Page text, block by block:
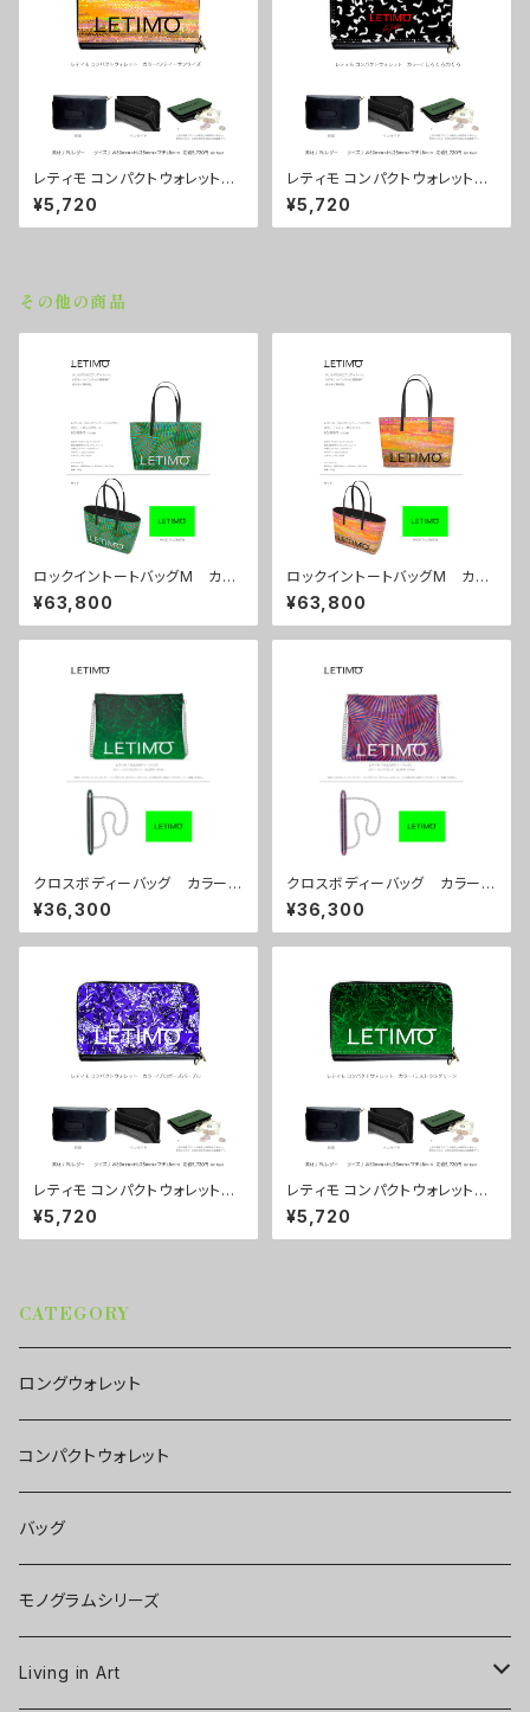
レティモ コンパクトウォレット
カラー/シティーサンライズ ■
配送まで3週間
¥5,720
レティモ コンパクトウォレット
カラー/しろくろのくろ ■配送
まで3週間
¥5,720
その他の商品
ロックイントートバッグM カラ
ー/センスグリーン ■配送まで
約１か月
¥63,800
ロックイントートバッグM カラ
ー/シティーサンライズ ■配送
まで約１か月
¥63,800
クロスボディーバッグ カラー/
ミストラルグリーン ■配送まで
約１か月
¥36,300
クロスボディーバッグ カラー/
センスマゼンダ ■配送まで約
１か月
¥36,300
レティモ コンパクトウォレット
カラー/プロポーズパープル ■
配送まで3週間
¥5,720
レティモ コンパクトウォレット
カラー/ミストラルグリーン ■
配送まで3週間
¥5,720
CATEGORY
ロングウォレット
コンパクトウォレット
バッグ
モノグラムシリーズ
Living in Art